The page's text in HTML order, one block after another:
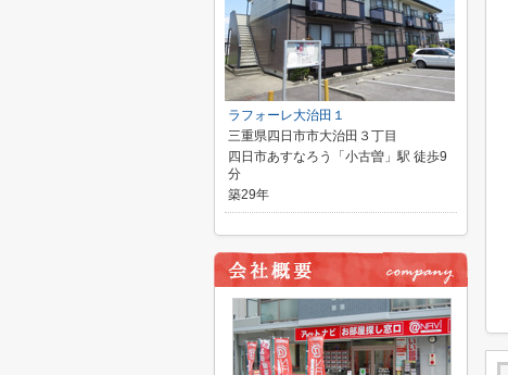
ラフォーレ大治田１
三重県四日市市大治田３丁目
四日市あすなろう「小古曽」駅 徒歩9
分
築29年